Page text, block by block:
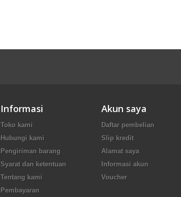
Informasi
Toko kami
Hubungi kami
Pengiriman barang
Syarat dan ketentuan
Tentang kami
Pembayaran
Akun saya
Daftar pembelian
Slip kredit
Alamat saya
Informasi akun
Voucher